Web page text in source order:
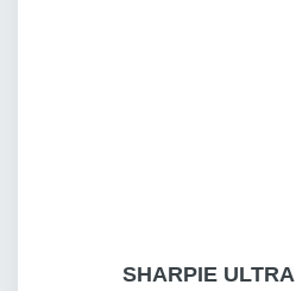
SHARPIE